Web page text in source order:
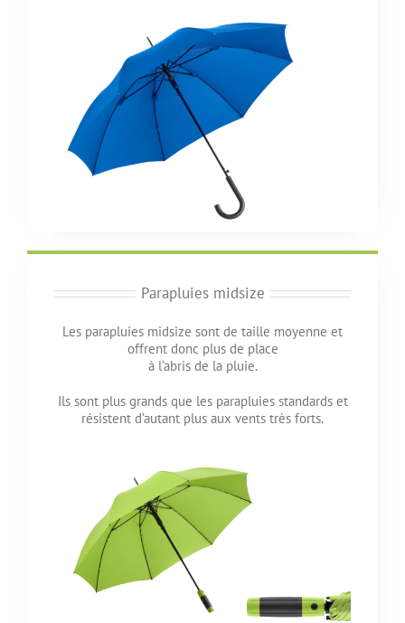
Parapluies midsize
Les parapluies midsize sont de taille moyenne et
offrent donc plus de place
à l’abris de la pluie.
Ils sont plus grands que les parapluies standards et
résistent d’autant plus aux vents très forts.